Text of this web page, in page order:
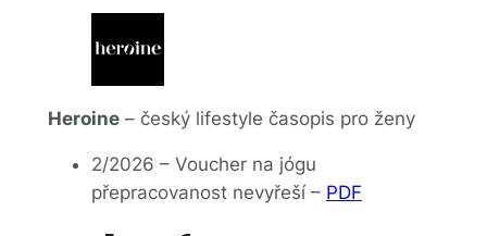
Heroine– český lifestyle časopis pro ženy
2/2026 – Voucher na jógu
přepracovanost nevyřeší – PDF